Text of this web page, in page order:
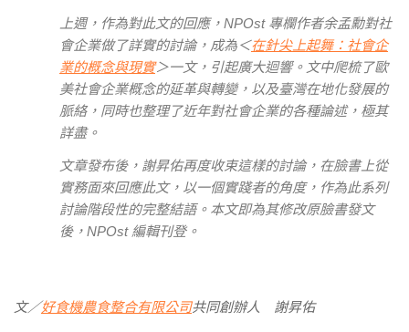
上週，作為對此文的回應，NPOst 專欄作者余孟勳對社
會企業做了詳實的討論，成為＜在針尖上起舞：社會企
業的概念與現實＞一文，引起廣大迴響。文中爬梳了歐
美社會企業概念的延革與轉變，以及臺灣在地化發展的
脈絡，同時也整理了近年對社會企業的各種論述，極其
詳盡。
文章發布後，謝昇佑再度收束這樣的討論，在臉書上從
實務面來回應此文，以一個實踐者的角度，作為此系列
討論階段性的完整結語。本文即為其修改原臉書發文
後，NPOst 編輯刊登。
文／好食機農食整合有限公司共同創辦人 謝昇佑